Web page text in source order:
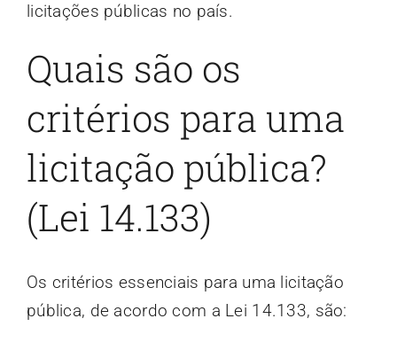
licitações públicas no país.
Quais são os
critérios para uma
licitação pública?
(Lei 14.133)
Os critérios essenciais para uma licitação
pública, de acordo com a Lei 14.133, são: